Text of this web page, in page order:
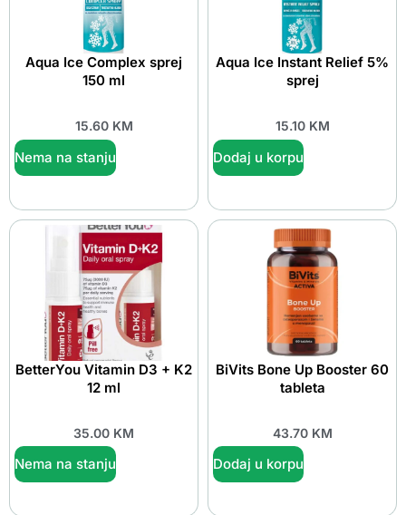
Aqua Ice Complex sprej
150 ml
15.60 KM
Nema na stanju
Aqua Ice Instant Relief 5%
sprej
15.10 KM
Dodaj u korpu
BetterYou Vitamin D3 + K2
12 ml
35.00 KM
Nema na stanju
BiVits Bone Up Booster 60
tableta
43.70 KM
Dodaj u korpu